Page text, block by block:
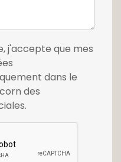
j'accepte que mes
dans le
des